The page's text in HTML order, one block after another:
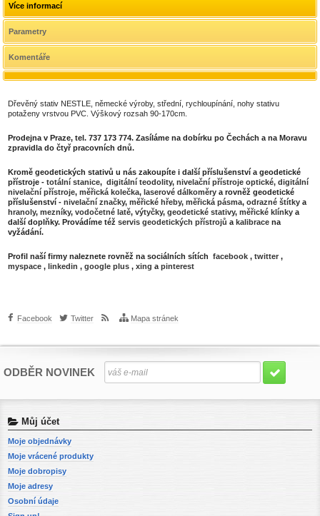
Více informací
Parametry
Komentáře
Dřevěný stativ NESTLE, německé výroby, střední, rychloupínání, nohy stativu
potaženy vrstvou PVC. Výškový rozsah 90-170cm.
Prodejna v Praze, tel. 737 173 774. Zasíláme na dobírku po Čechách a na Moravu
zpravidla do čtyř pracovních dnů.
Kromě geodetických stativů u nás zakoupíte i další příslušenství a geodetické
přístroje -totální stanice, digitální teodolity, nivelační přístroje optické, digitální
nivelační přístroje, měřická kolečka, laserové dálkoměrya rovněž geodetické
příslušenství - nivelační značky, měřické hřeby, měřická pásma, odrazné štítkya
hranoly, mezníky, vodočetné latě, výtyčky, geodetické stativy, měřické klínkya
další doplňky. Provádíme též servis geodetických přístrojů a kalibracena
vyžádání.
Profil naší firmy naleznete rovněž na sociálních sítích facebook, twitter,
myspace, linkedin , google plus , xing a pinterest
Facebook Twitter Mapa stránek
ODBĚR NOVINEK
Můj účet
Moje objednávky
Moje vrácené produkty
Moje dobropisy
Moje adresy
Osobní údaje